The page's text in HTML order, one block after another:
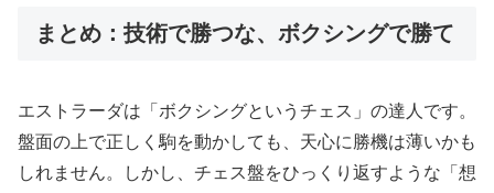
まとめ：技術で勝つな、ボクシングで勝て
エストラーダは「ボクシングというチェス」の達人です。
盤面の上で正しく駒を動かしても、天心に勝機は薄いかも
しれません。しかし、チェス盤をひっくり返すような「想